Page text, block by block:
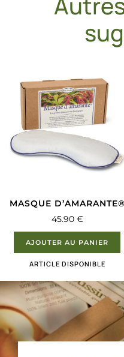
MASQUE D’AMARANTE®
45.90 €
AJOUTER AU PANIER
ARTICLE DISPONIBLE